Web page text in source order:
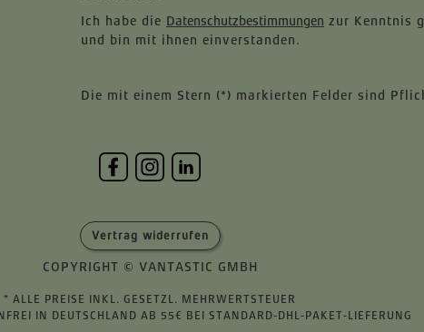
Ich habe die Datenschutzbestimmungen zur Kenntnis
und bin mit ihnen einverstanden.
Die mit einem Stern (*) markierten Felder sind
Vertrag widerrufen
COPYRIGHT © VANTASTIC GMBH
* ALLE PREISE INKL. GESETZL. MEHRWERTSTEUER
IN DEUTSCHLAND AB 55€ BEI STANDARD-DHL-PAKET-LIEFERUNG